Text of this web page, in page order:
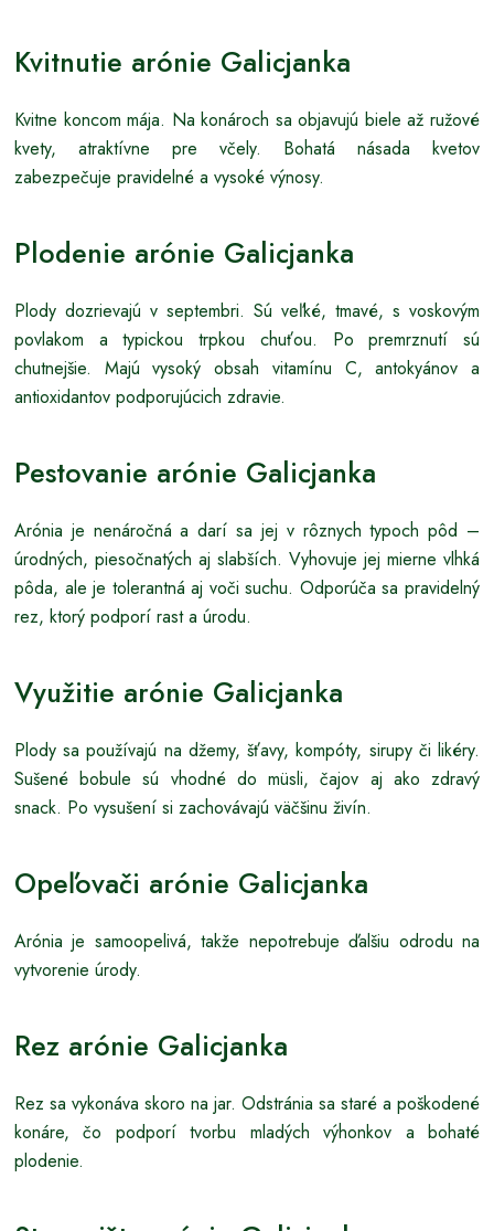
Kvitnutie arónie Galicjanka
Kvitne koncom mája. Na konároch sa objavujú biele až ružové
kvety, atraktívne pre včely. Bohatá násada kvetov
zabezpečuje pravidelné a vysoké výnosy.
Plodenie arónie Galicjanka
Plody dozrievajú v septembri. Sú veľké, tmavé, s voskovým
povlakom a typickou trpkou chuťou. Po premrznutí sú
chutnejšie. Majú vysoký obsah vitamínu C, antokyánov a
antioxidantov podporujúcich zdravie.
Pestovanie arónie Galicjanka
Arónia je nenáročná a darí sa jej v rôznych typoch pôd –
úrodných, piesočnatých aj slabších. Vyhovuje jej mierne vlhká
pôda, ale je tolerantná aj voči suchu. Odporúča sa pravidelný
rez, ktorý podporí rast a úrodu.
Využitie arónie Galicjanka
Plody sa používajú na džemy, šťavy, kompóty, sirupy či likéry.
Sušené bobule sú vhodné do müsli, čajov aj ako zdravý
snack. Po vysušení si zachovávajú väčšinu živín.
Opeľovači arónie Galicjanka
Arónia je samoopelivá, takže nepotrebuje ďalšiu odrodu na
vytvorenie úrody.
Rez arónie Galicjanka
Rez sa vykonáva skoro na jar. Odstránia sa staré a poškodené
konáre, čo podporí tvorbu mladých výhonkov a bohaté
plodenie.